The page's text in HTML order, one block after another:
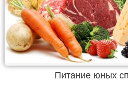
Питание юных